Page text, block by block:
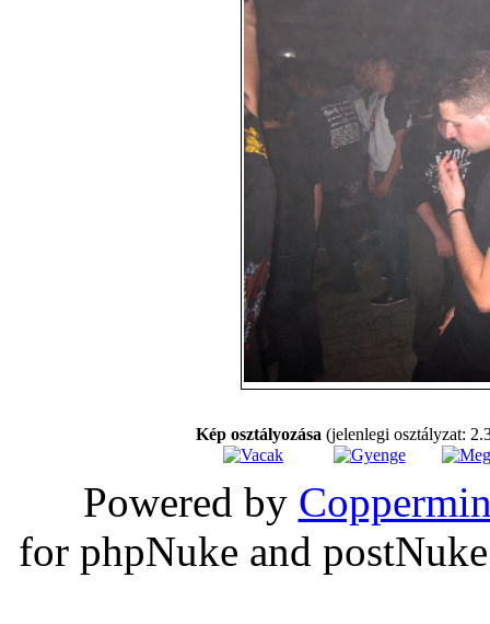
Kép osztályozása (jelenlegi osztályzat:
Powered by
for phpNuke and